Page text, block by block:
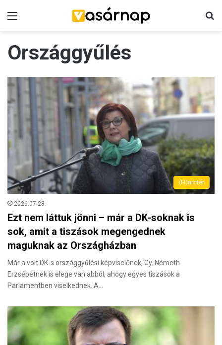
Országgyűlés
(H)arctér
2026.07.28.
Ezt nem láttuk jönni – már a DK-soknak is
sok, amit a tiszások megengednek
maguknak az Országházban
Már a volt DK-s országgyűlési képviselőnek, Gy. Németh
Erzsébetnek is elege van abból, ahogy egyes tiszások a
Parlamentben viselkednek. A…